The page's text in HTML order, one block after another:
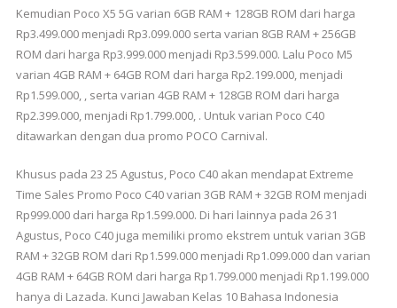
Kemudian Poco X5 5G varian 6GB RAM + 128GB ROM dari harga
Rp3.499.000 menjadi Rp3.099.000 serta varian 8GB RAM + 256GB
ROM dari harga Rp3.999.000 menjadi Rp3.599.000. Lalu Poco M5
varian 4GB RAM + 64GB ROM dari harga Rp2.199.000, menjadi
Rp1.599.000, , serta varian 4GB RAM + 128GB ROM dari harga
Rp2.399.000, menjadi Rp1.799.000, . Untuk varian Poco C40
ditawarkan dengan dua promo POCO Carnival.
Khusus pada 23 25 Agustus, Poco C40 akan mendapat Extreme
Time Sales Promo Poco C40 varian 3GB RAM + 32GB ROM menjadi
Rp999.000 dari harga Rp1.599.000. Di hari lainnya pada 26 31
Agustus, Poco C40 juga memiliki promo ekstrem untuk varian 3GB
RAM + 32GB ROM dari Rp1.599.000 menjadi Rp1.099.000 dan varian
4GB RAM + 64GB ROM dari harga Rp1.799.000 menjadi Rp1.199.000
hanya di Lazada. Kunci Jawaban Kelas 10 Bahasa Indonesia